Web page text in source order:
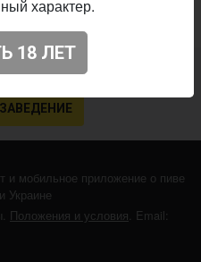
в каталоге?
мобильное приложение о пиве
Украине
Положения и условия. Email:
характер.
18 ЛЕТ